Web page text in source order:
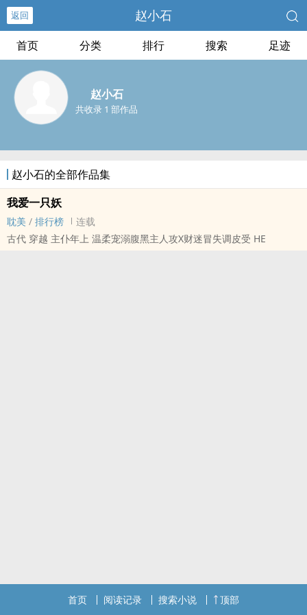
返回 赵小石
首页 分类 排行 搜索 足迹
赵小石
共收录 1 部作品
赵小石的全部作品集
我爱一只妖
耽美 / 排行榜
连载
古代 穿越 主仆年上 温柔宠溺腹黑主人攻X财迷冒失调皮受 HE
首页 阅读记录 搜索小说 顶部